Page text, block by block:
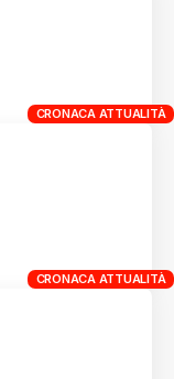
CRONACA ATTUALITÀ
CRONACA ATTUALITÀ